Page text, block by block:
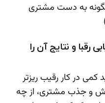
به دست مشتری
رقبا و نتایج آن را
کمی در کار رقیب ریزتر
و جذب مشتری، از چه